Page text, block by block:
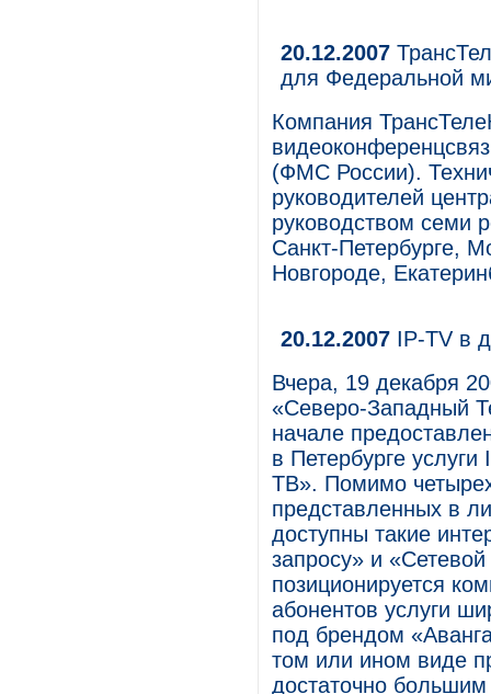
20.12.2007
для Федеральной
Компания
(ФМС России).
руководителей
руководством семи
Санкт-Петербурге,
Новгороде,
20.12.2007 IP-TV в
Вчера, 19 декабря
«Северо-Западный
начале
в Петербурге
ТВ». Помимо
представленных в
доступны такие
запросу» и
позиционируется
абонентов услуги
под брендом
том или ином виде
достаточно